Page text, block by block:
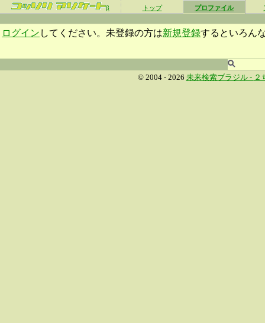
β トップ プロファイル
ログイン してください。未登録の方は新規登録するといろん
© 2004 - 2026 未来検索ブラジル - ２